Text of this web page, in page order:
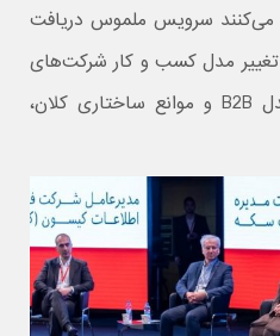
می‌کنند سرویس ملموس دریافت
تغییر مدل کسب و کار شرکت‌های
نرم افزاری و فراتر رفتن از مدل B2B و موانع ساختاری کلان،